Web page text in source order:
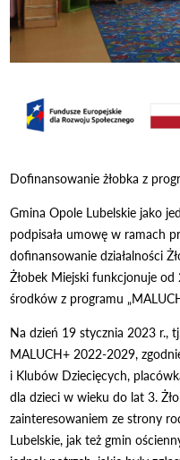
Dofinansowanie żłobka z
Gmina Opole Lubelskie jako
podpisała umowę w ramach
dofinansowanie działalności
Żłobek Miejski funkcjonuje
środków z programu
Na dzień 19 stycznia 2023 r.,
MALUCH+ 2022-2029,
i Klubów Dziecięcych,
dla dzieci w wieku do lat 3.
zainteresowaniem ze strony
Lubelskie, jak też gmin